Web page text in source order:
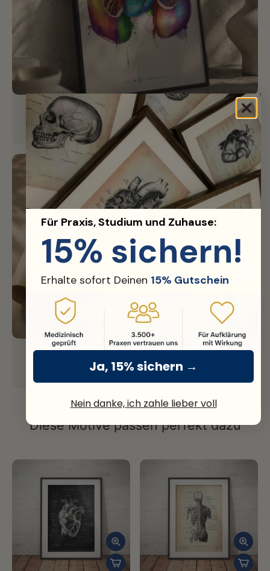
Edler Rahmen
Hochwertiger Aluminium-Rahmen für perfektes Finish.
Fine Art Print
Nachhaltiges Premium Papier mit über 300g Stärke.
Diese Motive passen perfekt dazu
Für Praxis, Studium und Zuhause:
15% sichern!
Erhalte sofort Deinen 15% Gutschein
Ja, 15% sichern →
Nein danke, ich zahle lieber voll